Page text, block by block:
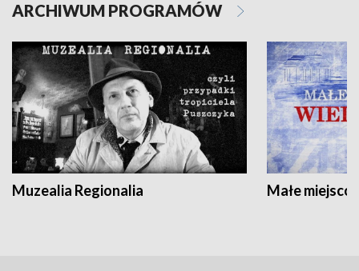
ARCHIWUM PROGRAMÓW
Muzealia Regionalia Małe